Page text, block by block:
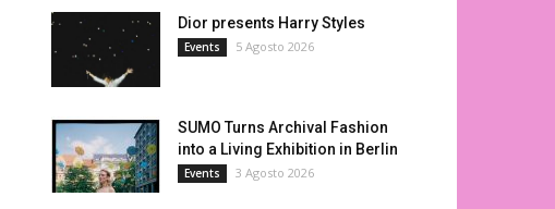
Dior presents Harry Styles
Events 5 Agosto 2026
SUMO Turns Archival Fashion
into a Living Exhibition in Berlin
Events 3 Agosto 2026